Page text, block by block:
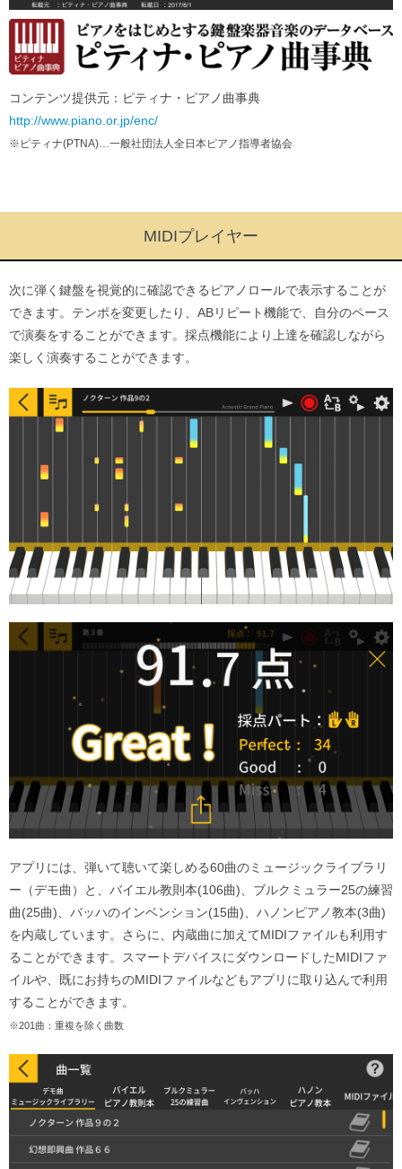
コンテンツ提供元：ピティナ・ピアノ曲事典
http://www.piano.or.jp/enc/
※ピティナ(PTNA)…一般社団法人全日本ピアノ指導者協会
MIDIプレイヤー
次に弾く鍵盤を視覚的に確認できるピアノロールで表示することが
できます。テンポを変更したり、ABリピート機能で、自分のペース
で演奏をすることができます。採点機能により上達を確認しながら
楽しく演奏することができます。
アプリには、弾いて聴いて楽しめる60曲のミュージックライブラリ
ー（デモ曲）と、バイエル教則本(106曲)、ブルクミュラー25の練習
曲(25曲)、バッハのインベンション(15曲)、ハノンピアノ教本(3曲)
を内蔵しています。さらに、内蔵曲に加えてMIDIファイルも利用す
ることができます。スマートデバイスにダウンロードしたMIDIファ
イルや、既にお持ちのMIDIファイルなどもアプリに取り込んで利用
することができます。
※201曲：重複を除く曲数